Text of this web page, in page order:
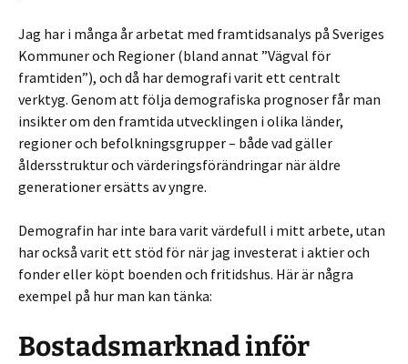
Jag har i många år arbetat med framtidsanalys på Sveriges
Kommuner och Regioner (bland annat ”Vägval för
framtiden”), och då har demografi varit ett centralt
verktyg. Genom att följa demografiska prognoser får man
insikter om den framtida utvecklingen i olika länder,
regioner och befolkningsgrupper – både vad gäller
åldersstruktur och värderingsförändringar när äldre
generationer ersätts av yngre.
Demografin har inte bara varit värdefull i mitt arbete, utan
har också varit ett stöd för när jag investerat i aktier och
fonder eller köpt boenden och fritidshus. Här är några
exempel på hur man kan tänka:
Bostadsmarknad inför